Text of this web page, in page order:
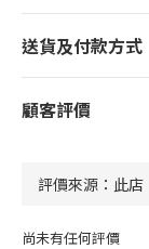
送貨及付款方式
顧客評價
尚未有任何評價